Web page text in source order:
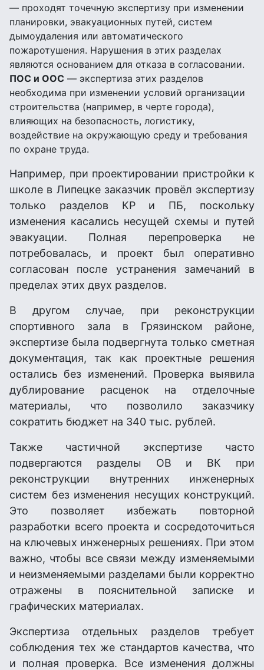
— проходят точечную экспертизу при изменении
планировки, эвакуационных путей, систем
дымоудаления или автоматического
пожаротушения. Нарушения в этих разделах
являются основанием для отказа в согласовании.
ПОС и ООС — экспертиза этих разделов
необходима при изменении условий организации
строительства (например, в черте города),
влияющих на безопасность, логистику,
воздействие на окружающую среду и требования
по охране труда.
Например, при проектировании пристройки к
школе в Липецке заказчик провёл экспертизу
только разделов КР и ПБ, поскольку
изменения касались несущей схемы и путей
эвакуации. Полная перепроверка не
потребовалась, и проект был оперативно
согласован после устранения замечаний в
пределах этих двух разделов.
В другом случае, при реконструкции
спортивного зала в Грязинском районе,
экспертизе была подвергнута только сметная
документация, так как проектные решения
остались без изменений. Проверка выявила
дублирование расценок на отделочные
материалы, что позволило заказчику
сократить бюджет на 340 тыс. рублей.
Также частичной экспертизе часто
подвергаются разделы ОВ и ВК при
реконструкции внутренних инженерных
систем без изменения несущих конструкций.
Это позволяет избежать повторной
разработки всего проекта и сосредоточиться
на ключевых инженерных решениях. При этом
важно, чтобы все связи между изменяемыми
и неизменяемыми разделами были корректно
отражены в пояснительной записке и
графических материалах.
Экспертиза отдельных разделов требует
соблюдения тех же стандартов качества, что
и полная проверка. Все изменения должны